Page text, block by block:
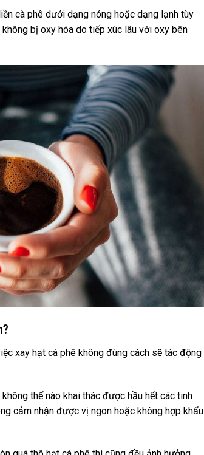
cà phê dưới dạng nóng hoặc dạng lạnh tùy
bị oxy hóa do tiếp xúc lâu với oxy bên
xay hạt cà phê không đúng cách sẽ tác động
thể nào khai thác được hầu hết các tinh
cảm nhận được vị ngon hoặc không hợp khẩu